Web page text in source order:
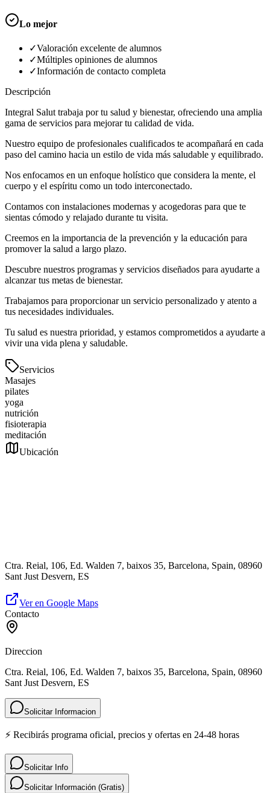
Lo mejor
✓Valoración excelente de alumnos
✓Múltiples opiniones de alumnos
✓Información de contacto completa
Descripción
Integral Salut trabaja por tu salud y bienestar, ofreciendo una amplia
gama de servicios para mejorar tu calidad de vida.
Nuestro equipo de profesionales cualificados te acompañará en cada
paso del camino hacia un estilo de vida más saludable y equilibrado.
Nos enfocamos en un enfoque holístico que considera la mente, el
cuerpo y el espíritu como un todo interconectado.
Contamos con instalaciones modernas y acogedoras para que te
sientas cómodo y relajado durante tu visita.
Creemos en la importancia de la prevención y la educación para
promover la salud a largo plazo.
Descubre nuestros programas y servicios diseñados para ayudarte a
alcanzar tus metas de bienestar.
Trabajamos para proporcionar un servicio personalizado y atento a
tus necesidades individuales.
Tu salud es nuestra prioridad, y estamos comprometidos a ayudarte a
vivir una vida plena y saludable.
Servicios
Masajes
pilates
yoga
nutrición
fisioterapia
meditación
Ubicación
Ctra. Reial, 106, Ed. Walden 7, baixos 35, Barcelona, Spain, 08960
Sant Just Desvern, ES
Ver en Google Maps
Contacto
Direccion
Ctra. Reial, 106, Ed. Walden 7, baixos 35, Barcelona, Spain, 08960
Sant Just Desvern, ES
Solicitar Informacion
⚡ Recibirás programa oficial, precios y ofertas en 24-48 horas
Solicitar Info
Solicitar Información (Gratis)